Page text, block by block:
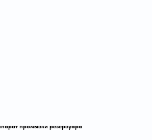
промывки резервуара